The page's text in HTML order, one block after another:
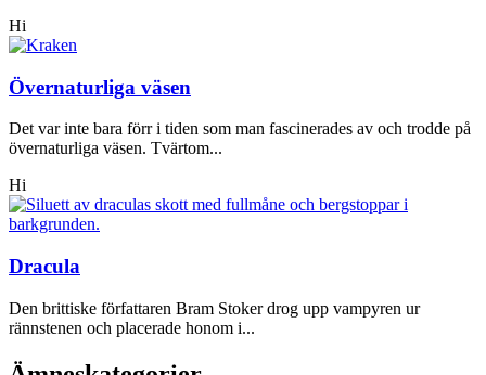
Hi
Övernaturliga väsen
Det var inte bara förr i tiden som man fascinerades av och trodde på
övernaturliga väsen. Tvärtom...
Hi
Dracula
Den brittiske författaren Bram Stoker drog upp vampyren ur
rännstenen och placerade honom i...